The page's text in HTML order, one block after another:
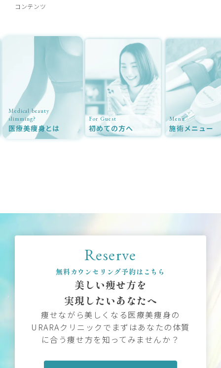
コンテンツ
beauty
身とは 初めての方へ 施術メニュー
Reserve
無料カウンセリング予約はこちら
美しい痩せ方を
実現したいあなたへ
痩せながら美しくなる医療美痩身の
URARAクリニックでまずはあなたの体質
に合う痩せ方を知ってみませんか？